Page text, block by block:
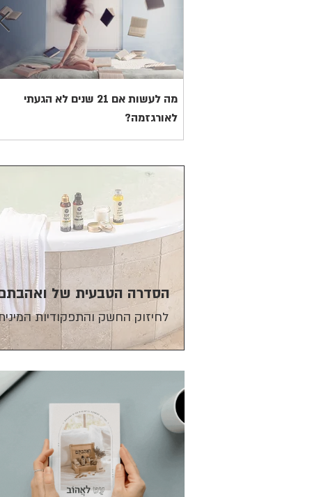
מה לעשות אם 21 שנים לא הגעתי
לאורגזמה?
הסדרה הטבעית של
לחיזוק החשקוהתפקודיות